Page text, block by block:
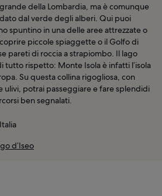
della Lombardia, ma è comunque
dal verde degli alberi. Qui puoi
spuntino in una delle aree attrezzate o
piccole spiaggette o il Golfo di
pareti di roccia a strapiombo. Il lago
tutto rispetto: Monte Isola è infatti l’isola
Su questa collina rigogliosa, con
potrai passeggiare e fare splendidi
ben segnalati.
d’Iseo